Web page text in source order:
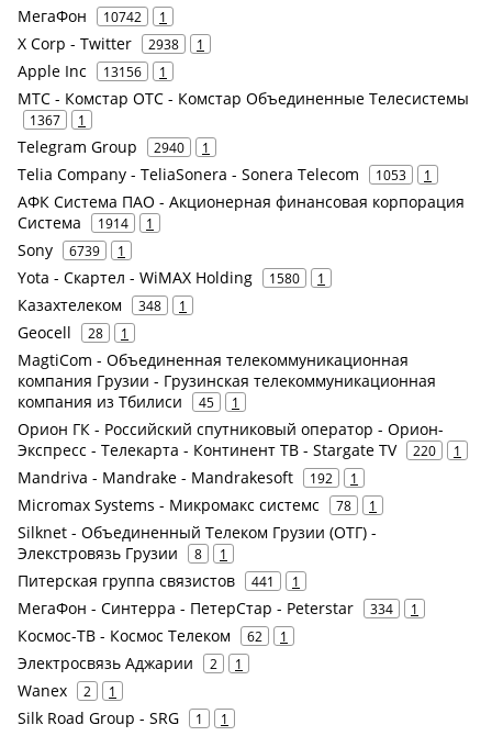
МегаФон 10742 1
X Corp - Twitter 2938 1
Apple Inc 13156 1
МТС - Комстар ОТС - Комстар Объединенные Телесистемы
1367 1
Telegram Group 2940 1
Telia Company - TeliaSonera - Sonera Telecom 1053 1
АФК Система ПАО - Акционерная финансовая корпорация
Система
1914 1
Sony 6739 1
Yota - Скартел - WiMAX Holding 1580 1
Казахтелеком 348 1
Geocell 28 1
MagtiCom - Объединенная телекоммуникационная
компания Грузии - Грузинская телекоммуникационная
компания из Тбилиси
45 1
Орион ГК - Российский спутниковый оператор - Орион-
Экспресс - Телекарта - Континент ТВ - Stargate TV
220 1
Mandriva - Mandrake - Mandrakesoft 192 1
Micromax Systems - Микромакс системс 78 1
Silknet - Объединенный Телеком Грузии (ОТГ) -
Элекстровязь Грузии
8 1
Питерская группа связистов 441 1
МегаФон - Синтерра - ПетерСтар - Peterstar 334 1
Космос-ТВ - Космос Телеком 62 1
Электросвязь Аджарии 2 1
Wanex 2 1
Silk Road Group - SRG 1 1